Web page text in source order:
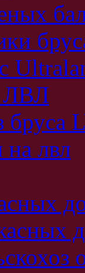
ЛВЛ
бруса
лвл